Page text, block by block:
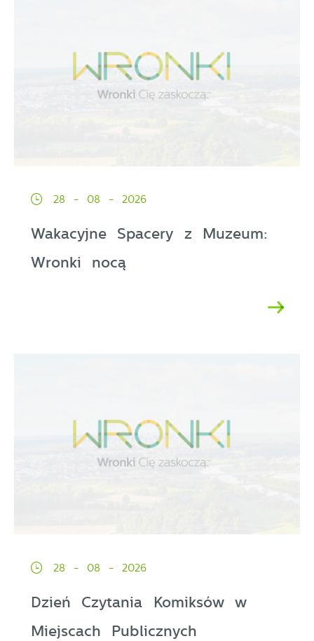
28 - 08 - 2026
Wakacyjne Spacery z Muzeum:
Wronki nocą
28 - 08 - 2026
Dzień Czytania Komiksów w
Miejscach Publicznych